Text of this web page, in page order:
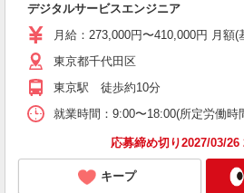
デジタルサービスエンジニア
月給：273,000円〜410,000円 月
東京都千代田区
東京駅 徒歩約10分
就業時間：9:00〜18:00(所定労働
応募締め切り2027/03/26
キープ